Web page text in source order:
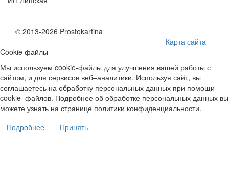
© 2013-2026 Prostokartina
Карта сайта
Cookie файлы
Мы используем cookie-файлы для улучшения вашей работы с
сайтом, и для сервисов веб–аналитики. Используя сайт, вы
соглашаетесь на обработку персональных данных при помощи
cookie–файлов. Подробнее об обработке персональных данных вы
можете узнать на странице политики конфиденциальности.
Подробнее
Принять